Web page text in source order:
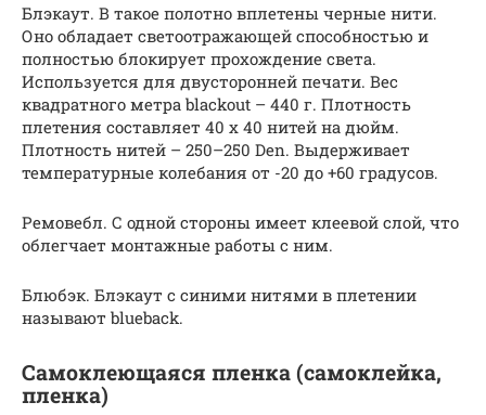
Блэкаут. В такое полотно вплетены черные нити.
Оно обладает светоотражающей способностью и
полностью блокирует прохождение света.
Используется для двусторонней печати. Вес
квадратного метра blackout – 440 г. Плотность
плетения составляет 40 х 40 нитей на дюйм.
Плотность нитей – 250–250 Den. Выдерживает
температурные колебания от -20 до +60 градусов.
Ремовебл. С одной стороны имеет клеевой слой, что
облегчает монтажные работы с ним.
Блюбэк. Блэкаут с синими нитями в плетении
называют blueback.
Самоклеющаяся пленка (самоклейка,
пленка)